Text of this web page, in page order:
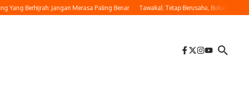
Berhijrah: Jangan Merasa Paling Benar Tawakal: Tetap Berusaha, Bukan Pasrah